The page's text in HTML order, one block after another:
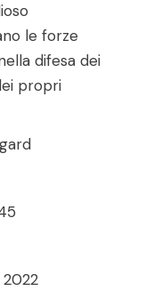
le forze
difesa dei
propri